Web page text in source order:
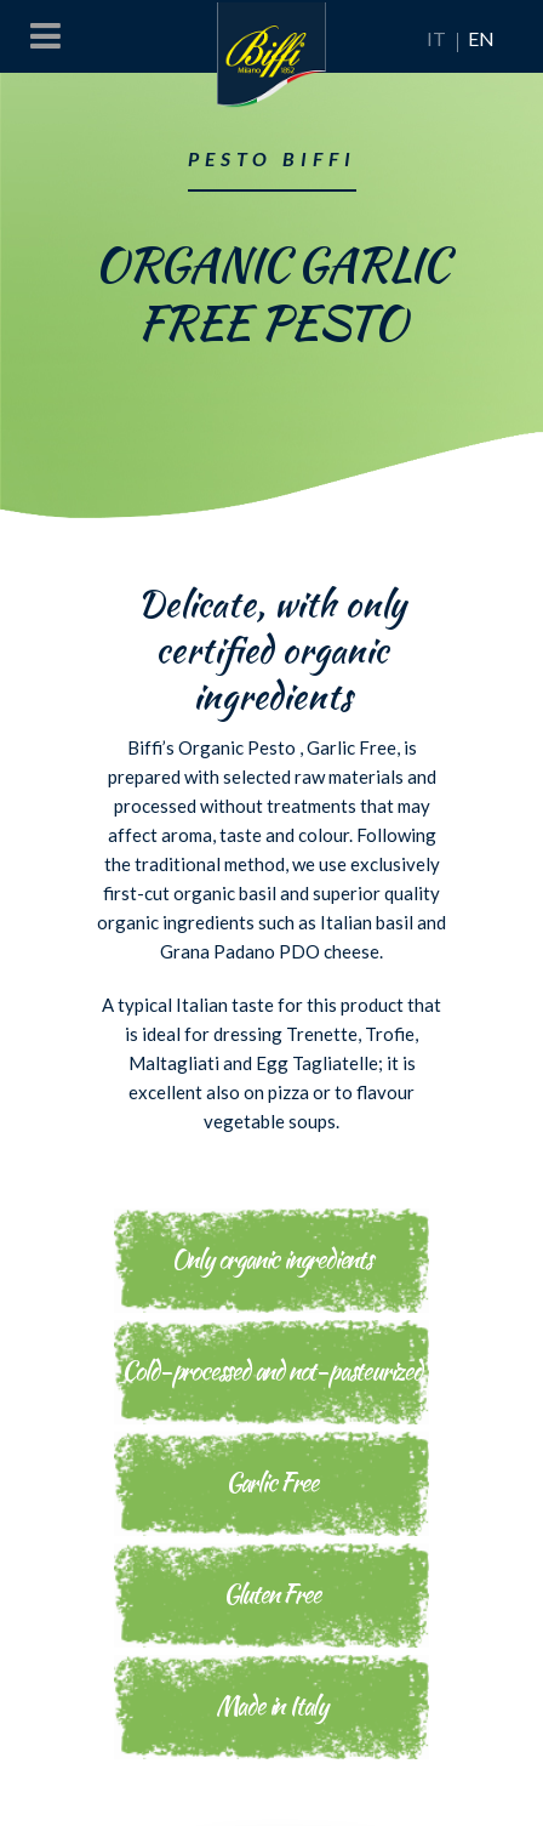
IT EN
PESTO BIFFI
ORGANIC GARLIC
FREE PESTO
Delicate, with only
certified organic
ingredients
Biffi’s Organic Pesto , Garlic Free, is
prepared with selected raw materials and
processed without treatments that may
affect aroma, taste and colour. Following
the traditional method, we use exclusively
first-cut organic basil and superior quality
organic ingredients such as Italian basil and
Grana Padano PDO cheese.
A typical Italian taste for this product that
is ideal for dressing Trenette, Trofie,
Maltagliati and Egg Tagliatelle; it is
excellent also on pizza or to flavour
vegetable soups.
Only organic ingredients
Cold-processed and not-pasteurized
Garlic Free
Gluten Free
Made in Italy